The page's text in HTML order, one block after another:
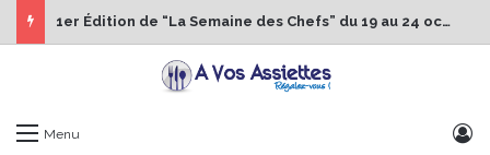
1er Édition de “La Semaine des Chefs” du 19 au 24 octobre 2026
Menu